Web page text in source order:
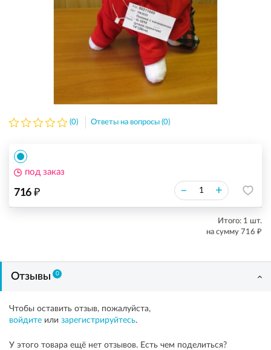
(0) Ответы на вопросы (0)
716 ₽ – +
под заказ
Итого: 1 шт.
на сумму 716 ₽
Отзывы 0
Чтобы оставить отзыв, пожалуйста,
войдите или зарегистрируйтесь.
У этого товара ещё нет отзывов. Есть чем поделиться?